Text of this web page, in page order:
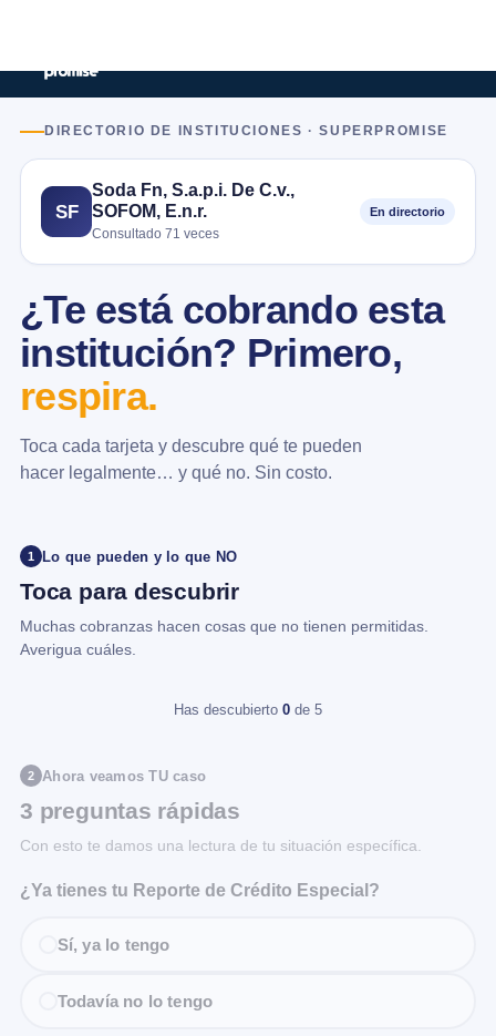
DIRECTORIO DE INSTITUCIONES · SUPERPROMISE
SF
Soda Fn, S.a.p.i. De C.v.,
SOFOM, E.n.r.
Consultado 71 veces
En directorio
¿Te está cobrando esta
institución? Primero,
respira.
Toca cada tarjeta y descubre qué te pueden
hacer legalmente… y qué no. Sin costo.
1 Lo que pueden y lo que NO
Toca para descubrir
Muchas cobranzas hacen cosas que no tienen permitidas.
Averigua cuáles.
Has descubierto 0 de 5
2 Ahora veamos TU caso
3 preguntas rápidas
Con esto te damos una lectura de tu situación específica.
¿Ya tienes tu Reporte de Crédito Especial?
Sí, ya lo tengo
Todavía no lo tengo